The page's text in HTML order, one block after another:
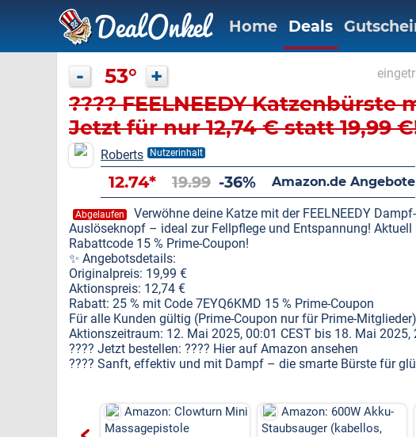
Home Deals
- 53° +
???? FEELNEEDY Katzenbürste
Jetzt für nur 12,74 € statt 19,99
Roberts Nutzerinhalt
12.74* 19.99 -36% Amazon.de Angebote
Abgelaufen
Verwöhne deine Katze mit der FEELNEEDY
Auslöseknopf – ideal zur Fellpflege und Entspannung! Aktuell
Rabattcode 15 % Prime-Coupon!
✨ Angebotsdetails:
Originalpreis: 19,99 €
Aktionspreis: 12,74 €
Rabatt: 25 % mit Code 7EYQ6KMD 15 % Prime-Coupon
Für alle Kunden gültig (Prime-Coupon nur für Prime-Mitglieder)
Aktionszeitraum: 12. Mai 2025, 00:01 CEST bis 18. Mai 2025,
???? Jetzt bestellen: ???? Hier auf Amazon ansehen
???? Sanft, effektiv und mit Dampf – die smarte Bürste für
Amazon: Clowturn Mini
Massagepistole
Amazon: 600W Akku-
Staubsauger (kabellos,